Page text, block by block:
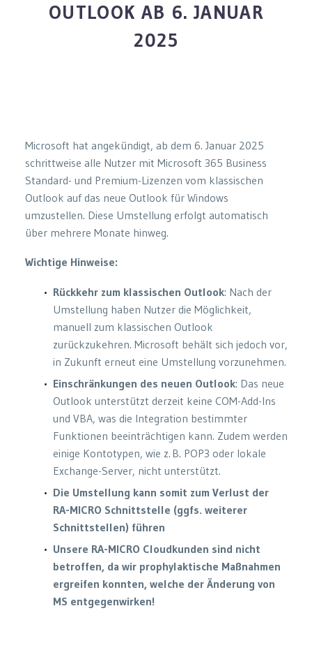
OUTLOOK AB 6. JANUAR
2025
Microsoft hat angekündigt, ab dem 6. Januar 2025
schrittweise alle Nutzer mit Microsoft 365 Business
Standard- und Premium-Lizenzen vom klassischen
Outlook auf das neue Outlook für Windows
umzustellen. Diese Umstellung erfolgt automatisch
über mehrere Monate hinweg.
Wichtige Hinweise:
Rückkehr zum klassischen Outlook: Nach der
Umstellung haben Nutzer die Möglichkeit,
manuell zum klassischen Outlook
zurückzukehren. Microsoft behält sich jedoch vor,
in Zukunft erneut eine Umstellung vorzunehmen.
Einschränkungen des neuen Outlook: Das neue
Outlook unterstützt derzeit keine COM-Add-Ins
und VBA, was die Integration bestimmter
Funktionen beeinträchtigen kann. Zudem werden
einige Kontotypen, wie z. B. POP3 oder lokale
Exchange-Server, nicht unterstützt.
Die Umstellung kann somit zum Verlust der
RA-MICRO Schnittstelle (ggfs. weiterer
Schnittstellen) führen
Unsere RA-MICRO Cloudkunden sind nicht
betroffen, da wir prophylaktische Maßnahmen
ergreifen konnten, welche der Änderung von
MS entgegenwirken!